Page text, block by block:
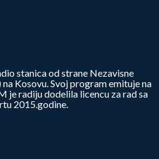
stanica od strane Nezavisne
Kosovu. Svoj program emituje na
je radiju dodelila licencu za rad sa
2015.godine.